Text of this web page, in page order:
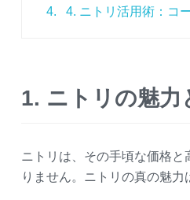
4. 4. ニトリ活用術：コ
1. ニトリの魅力
ニトリは、その手頃な価格
りません。ニトリの真の魅力